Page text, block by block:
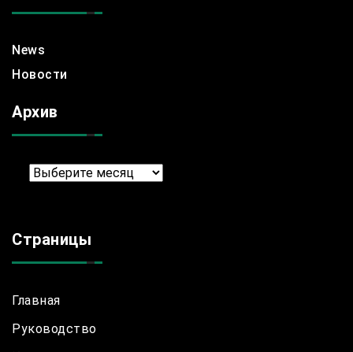
News
Новости
Архив
Архив
Страницы
Главная
Руководство